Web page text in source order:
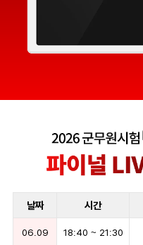
날짜 시간
06.09 18:40 ~ 21:30